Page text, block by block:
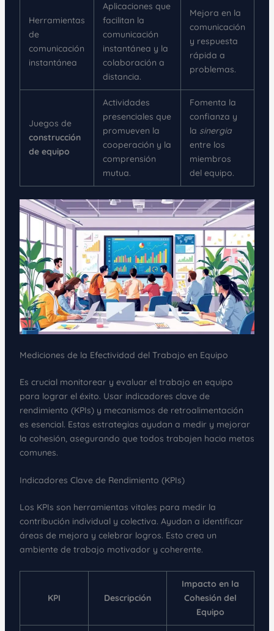
Herramientas
de
comunicación
instantánea
Aplicaciones que
facilitan la
comunicación
instantánea y la
colaboración a
distancia.
Mejora en la
comunicación
y respuesta
rápida a
problemas.
Juegos de
construcción
de equipo
Actividades
presenciales que
promueven la
cooperación y la
comprensión
mutua.
Fomenta la
confianza y
la sinergia
entre los
miembros
del equipo.
Mediciones de la Efectividad del Trabajo en Equipo
Es crucial monitorear y evaluar el trabajo en equipo
para lograr el éxito. Usar indicadores clave de
rendimiento (KPIs) y mecanismos de retroalimentación
es esencial. Estas estrategias ayudan a medir y mejorar
la cohesión, asegurando que todos trabajen hacia metas
comunes.
Indicadores Clave de Rendimiento (KPIs)
Los KPIs son herramientas vitales para medir la
contribución individual y colectiva. Ayudan a identificar
áreas de mejora y celebrar logros. Esto crea un
ambiente de trabajo motivador y coherente.
KPI Descripción
Impacto en la
Cohesión del
Equipo